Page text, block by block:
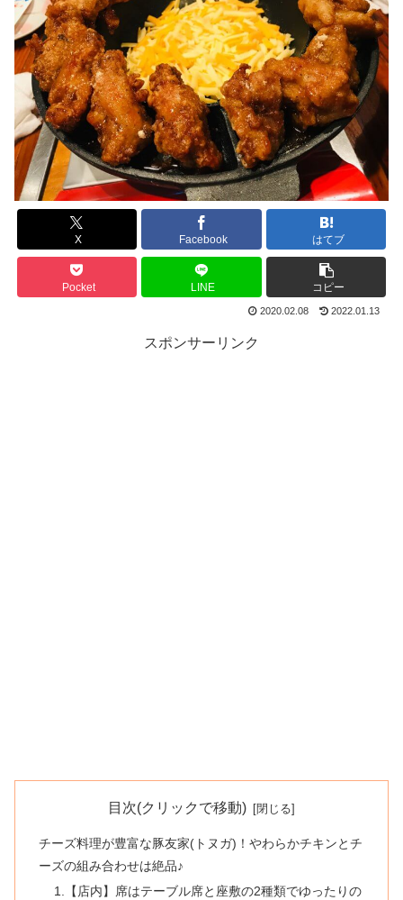
X Facebook はてブ
Pocket LINE コピー
2020.02.08 2022.01.13
スポンサーリンク
目次(クリックで移動)
チーズ料理が豊富な豚友家(トヌガ)！やわらかチキンとチ
ーズの組み合わせは絶品♪
1.【店内】席はテーブル席と座敷の2種類でゆったりの